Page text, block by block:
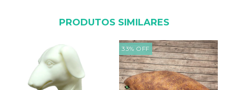
PRODUTOS SIMILARES
33% OFF